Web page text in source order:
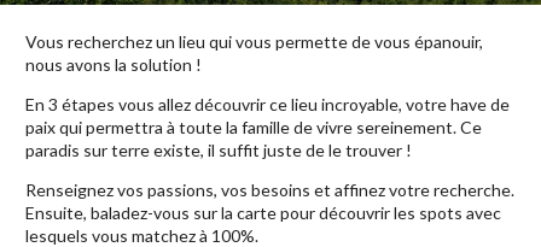
Vous recherchez un lieu qui vous permette de vous épanouir,
nous avons la solution !
En 3 étapes vous allez découvrir ce lieu incroyable, votre have de
paix qui permettra à toute la famille de vivre sereinement. Ce
paradis sur terre existe, il suffit juste de le trouver !
Renseignez vos passions, vos besoins et affinez votre recherche.
Ensuite, baladez-vous sur la carte pour découvrir les spots avec
lesquels vous matchez à 100%.